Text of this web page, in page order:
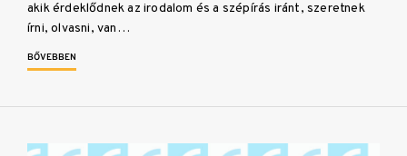
akik érdeklődnek az irodalom és a szépírás iránt, szeretnek
írni, olvasni, van…
BŐVEBBEN